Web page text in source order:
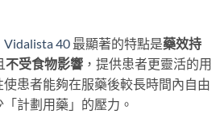
Vidalista 40 最顯著的特點是藥效持
不受食物影響 ，提供患者更靈活的用
患者能夠在服藥後較長時間內自由
計劃用藥」的壓力。